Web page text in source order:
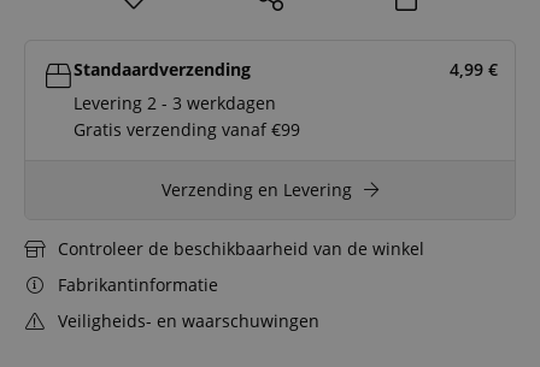
Standaardverzending 4,99 €
Levering 2 - 3 werkdagen
Gratis verzending vanaf €99
Verzending en Levering
Controleer de beschikbaarheid van de winkel
Fabrikantinformatie
Veiligheids- en waarschuwingen